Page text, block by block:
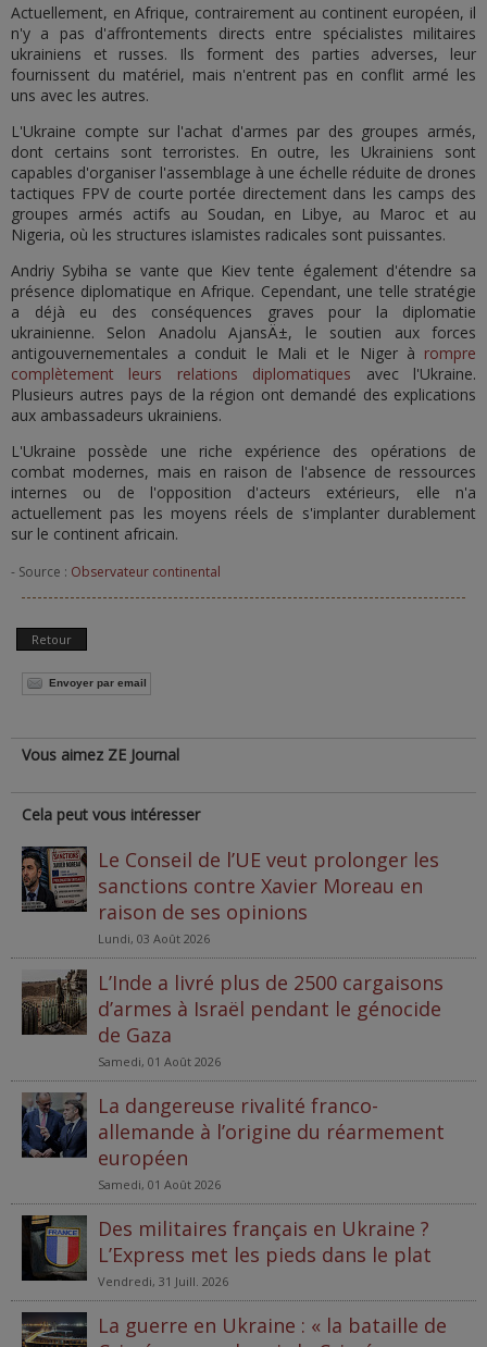
Actuellement, en Afrique, contrairement au continent européen, il
n'y a pas d'affrontements directs entre spécialistes militaires
ukrainiens et russes. Ils forment des parties adverses, leur
fournissent du matériel, mais n'entrent pas en conflit armé les
uns avec les autres.
L'Ukraine compte sur l'achat d'armes par des groupes armés,
dont certains sont terroristes. En outre, les Ukrainiens sont
capables d'organiser l'assemblage à une échelle réduite de drones
tactiques FPV de courte portée directement dans les camps des
groupes armés actifs au Soudan, en Libye, au Maroc et au
Nigeria, où les structures islamistes radicales sont puissantes.
Andriy Sybiha se vante que Kiev tente également d'étendre sa
présence diplomatique en Afrique. Cependant, une telle stratégie
a déjà eu des conséquences graves pour la diplomatie
ukrainienne. Selon Anadolu AjansÄ±, le soutien aux forces
antigouvernementales a conduit le Mali et le Niger à rompre
complètement leurs relations diplomatiques avec l'Ukraine.
Plusieurs autres pays de la région ont demandé des explications
aux ambassadeurs ukrainiens.
L'Ukraine possède une riche expérience des opérations de
combat modernes, mais en raison de l'absence de ressources
internes ou de l'opposition d'acteurs extérieurs, elle n'a
actuellement pas les moyens réels de s'implanter durablement
sur le continent africain.
- Source : Observateur continental
Retour
Envoyer par email
Vous aimez ZE Journal
Cela peut vous intéresser
Le Conseil de l’UE veut prolonger les
sanctions contre Xavier Moreau en
raison de ses opinions
Lundi, 03 Août 2026
L’Inde a livré plus de 2500 cargaisons
d’armes à Israël pendant le génocide
de Gaza
Samedi, 01 Août 2026
La dangereuse rivalité franco-
allemande à l’origine du réarmement
européen
Samedi, 01 Août 2026
Des militaires français en Ukraine ?
L’Express met les pieds dans le plat
Vendredi, 31 Juill. 2026
La guerre en Ukraine : « la bataille de